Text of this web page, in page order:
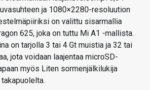
ja 1080×2280-resoluution
on valittu sisarmallia
625, joka on tuttu Mi A1 -mallista.
on tarjolla 3 tai 4 Gt muistia ja 32 tai
jota voidaan laajentaa microSD-
myös Liten sormenjälkilukija